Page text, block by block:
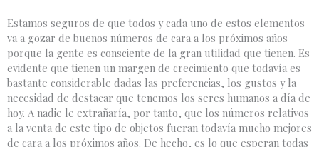
Estamos seguros de que todos y cada uno de estos elementos
va a gozar de buenos números de cara a los próximos años
porque la gente es consciente de la gran utilidad que tienen. Es
evidente que tienen un margen de crecimiento que todavía es
bastante considerable dadas las preferencias, los gustos y la
necesidad de destacar que tenemos los seres humanos a día de
hoy. A nadie le extrañaría, por tanto, que los números relativos
a la venta de este tipo de objetos fueran todavía mucho mejores
de cara a los próximos años. De hecho, es lo que esperan todas